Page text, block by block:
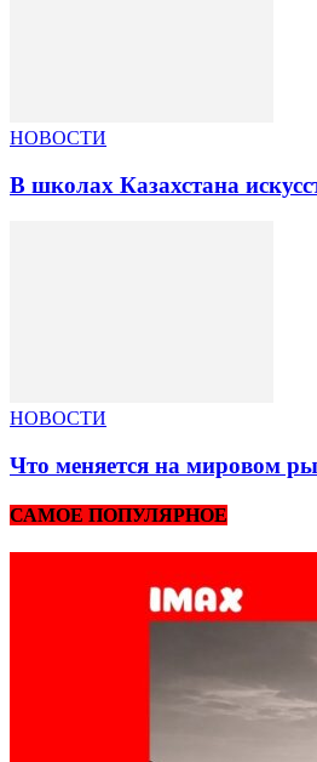
НОВОСТИ
В школах Казахстана
НОВОСТИ
Что меняется на мировом
САМОЕ ПОПУЛЯРНОЕ